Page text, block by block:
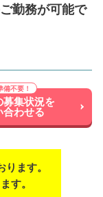
勤務が可能で
募集状況を
合わせる
ます。
す。